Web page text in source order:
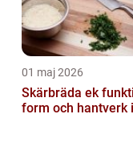
01 maj 2026
Skärbräda ek funktion,
form och hantverk